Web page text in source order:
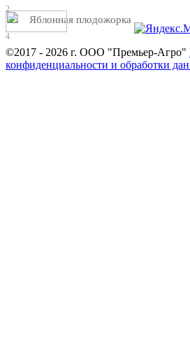
2
Яблонная плодожорка
4
©2017 - 2026 г. ООО "Премьер-Агро"
конфиденциальности и обработки